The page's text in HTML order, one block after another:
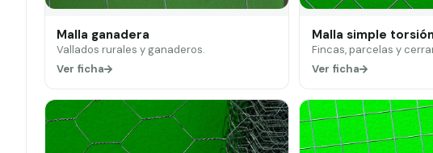
Malla ganadera
Vallados rurales y ganaderos.
Ver ficha
Malla simple torsión
Fincas, parcelas y
Ver ficha